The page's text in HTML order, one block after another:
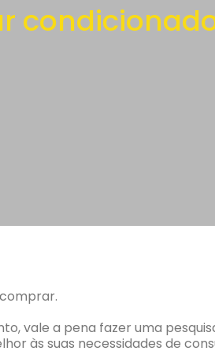
vale a pena fazer uma
às suas necessidades de